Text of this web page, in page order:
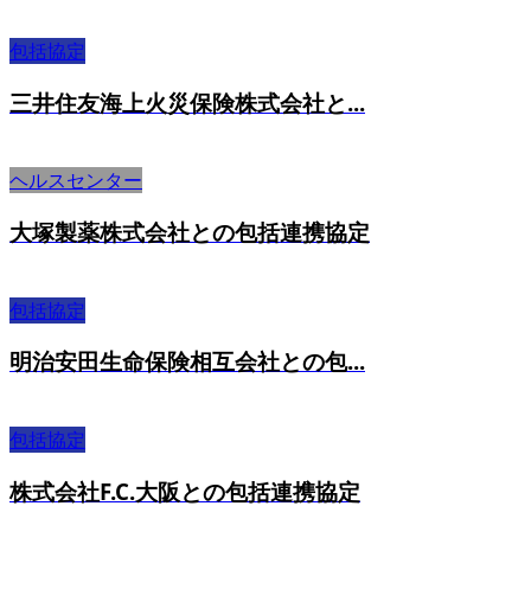
包括協定
三井住友海上火災保険株式会社と...
ヘルスセンター
大塚製薬株式会社との包括連携協定
包括協定
明治安田生命保険相互会社との包...
包括協定
株式会社F.C.大阪との包括連携協定